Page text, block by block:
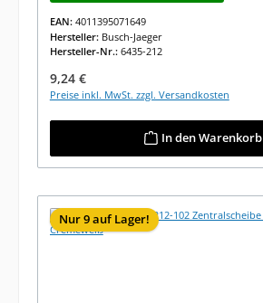
EAN: 4011395071649
Hersteller: Busch-Jaeger
Hersteller-Nr.: 6435-212
Regulärer Preis:
9,24 €
Preise inkl. MwSt. zzgl. Versandkosten
In den Warenkorb
Nur 9 auf Lager!